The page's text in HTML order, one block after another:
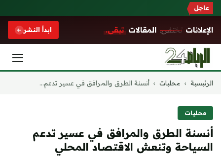
عاجل
الإعلانات تختفي. المقالات تبقى. ابدأ النشر
التجاوز
الرئيسية › محليات › أنسنة الطرق والمرافق في عسير تدعم...
محليات
أنسنة الطرق والمرافق في عسير تدعم
السياحة وتنعش الاقتصاد المحلي